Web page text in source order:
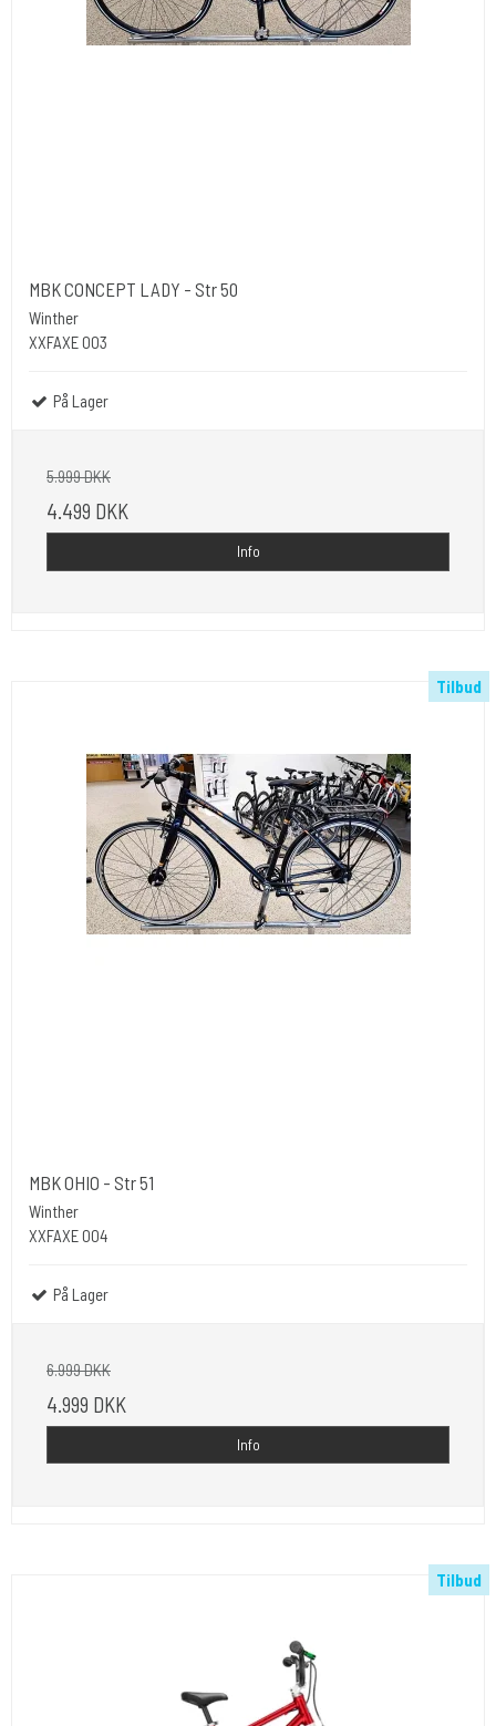
MBK CONCEPT LADY - Str 50
Winther
XXFAXE 003
På Lager
5.999 DKK
4.499 DKK
Info
Tilbud
MBK OHIO - Str 51
Winther
XXFAXE 004
På Lager
6.999 DKK
4.999 DKK
Info
Tilbud